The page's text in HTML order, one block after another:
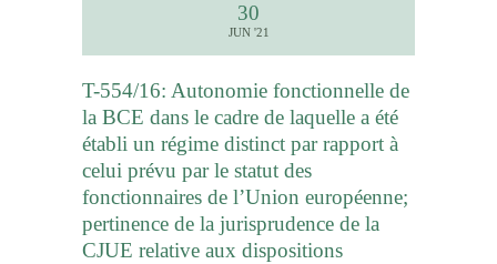
30
JUN '21
T-554/16: Autonomie fonctionnelle de
la BCE dans le cadre de laquelle a été
établi un régime distinct par rapport à
celui prévu par le statut des
fonctionnaires de l’Union européenne;
pertinence de la jurisprudence de la
CJUE relative aux dispositions